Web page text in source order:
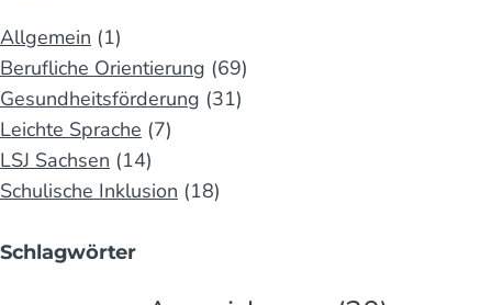
Allgemein (1)
Berufliche Orientierung (69)
Gesundheitsförderung (31)
Leichte Sprache (7)
LSJ Sachsen (14)
Schulische Inklusion (18)
Schlagwörter